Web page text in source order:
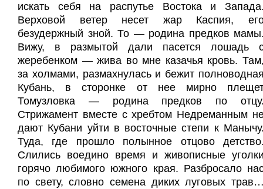
искать себя на распутье Востока и
Верховой ветер несет жар Каспия,
безудержный зной. То — родина предков
Вижу, в размытой дали пасется лошадь
жеребенком — жива во мне казачья кровь.
за холмами, размахнулась и бежит
Кубань, в сторонке от нее мирно
Томузловка — родина предков по
Стрижамент вместе с хребтом Недреманным
дают Кубани уйти в восточные степи к
Туда, где прошло полынное отцово
Слились воедино время и живописные
горячо любимого южного края. Разбросало
по свету, словно семена диких луговых